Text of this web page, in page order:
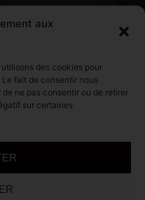
aux
des cookies pour
fait de consentir nous
ne pas consentir ou de retirer
sur certaines
CAVE
des Grès Reuil
51 44 08
26 53 57